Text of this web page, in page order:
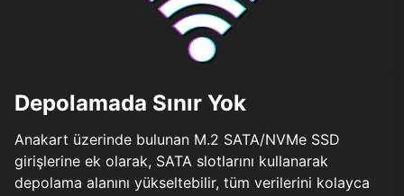
Depolamada Sınır Yok
Anakart üzerinde bulunan M.2 SATA/NVMe SSD
girişlerine ek olarak, SATA slotlarını kullanarak
depolama alanını yükseltebilir, tüm verilerini kolayca